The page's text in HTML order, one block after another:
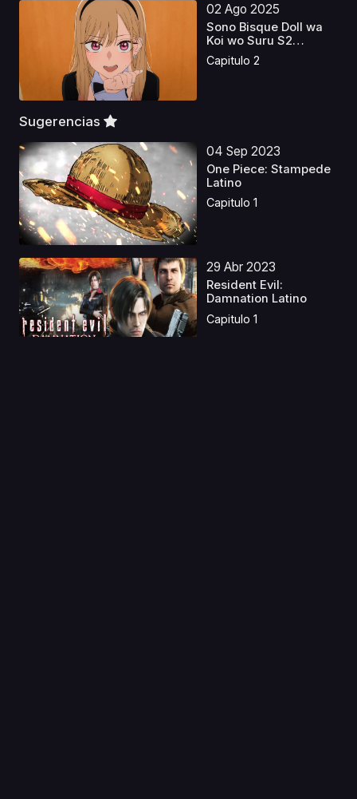
02 Ago 2025
Sono Bisque Doll wa
Koi wo Suru S2
Caste...
Capitulo 2
Sugerencias
04 Sep 2023
One Piece: Stampede
Latino
Capitulo 1
29 Abr 2023
Resident Evil:
Damnation Latino
Capitulo 1